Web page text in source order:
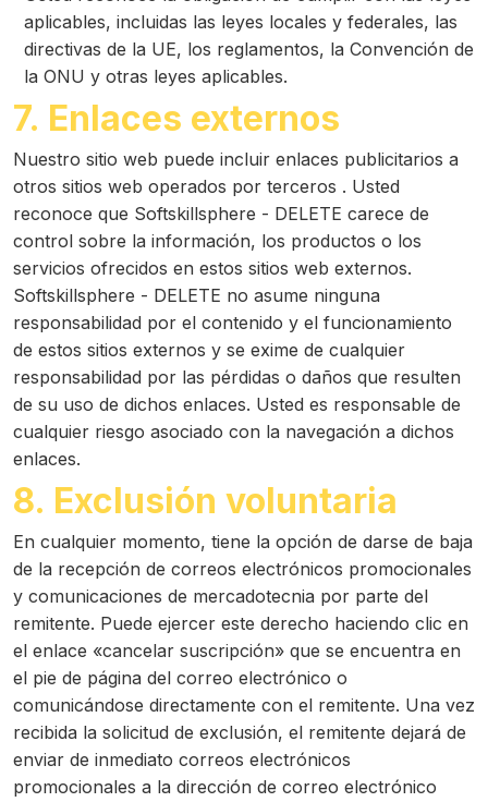
aplicables, incluidas las leyes locales y federales, las
directivas de la UE, los reglamentos, la Convención de
la ONU y otras leyes aplicables.
7. Enlaces externos
Nuestro sitio web puede incluir enlaces publicitarios a
otros sitios web operados por terceros . Usted
reconoce que Softskillsphere - DELETE carece de
control sobre la información, los productos o los
servicios ofrecidos en estos sitios web externos.
Softskillsphere - DELETE no asume ninguna
responsabilidad por el contenido y el funcionamiento
de estos sitios externos y se exime de cualquier
responsabilidad por las pérdidas o daños que resulten
de su uso de dichos enlaces. Usted es responsable de
cualquier riesgo asociado con la navegación a dichos
enlaces.
8. Exclusión voluntaria
En cualquier momento, tiene la opción de darse de baja
de la recepción de correos electrónicos promocionales
y comunicaciones de mercadotecnia por parte del
remitente. Puede ejercer este derecho haciendo clic en
el enlace «cancelar suscripción» que se encuentra en
el pie de página del correo electrónico o
comunicándose directamente con el remitente. Una vez
recibida la solicitud de exclusión, el remitente dejará de
enviar de inmediato correos electrónicos
promocionales a la dirección de correo electrónico